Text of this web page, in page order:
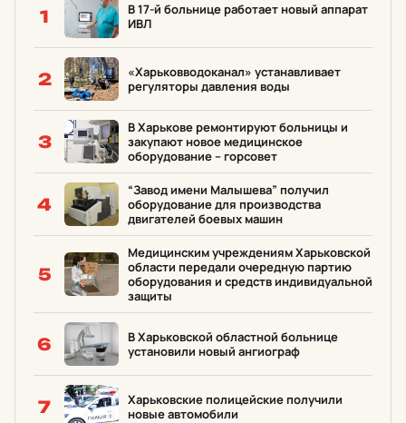
1
В 17-й больнице работает новый аппарат
ИВЛ
2
«Харьковводоканал» устанавливает
регуляторы давления воды
3
В Харькове ремонтируют больницы и
закупают новое медицинское
оборудование – горсовет
4
“Завод имени Малышева” получил
оборудование для производства
двигателей боевых машин
5
Медицинским учреждениям Харьковской
области передали очередную партию
оборудования и средств индивидуальной
защиты
6
В Харьковской областной больнице
установили новый ангиограф
7
Харьковские полицейские получили
новые автомобили